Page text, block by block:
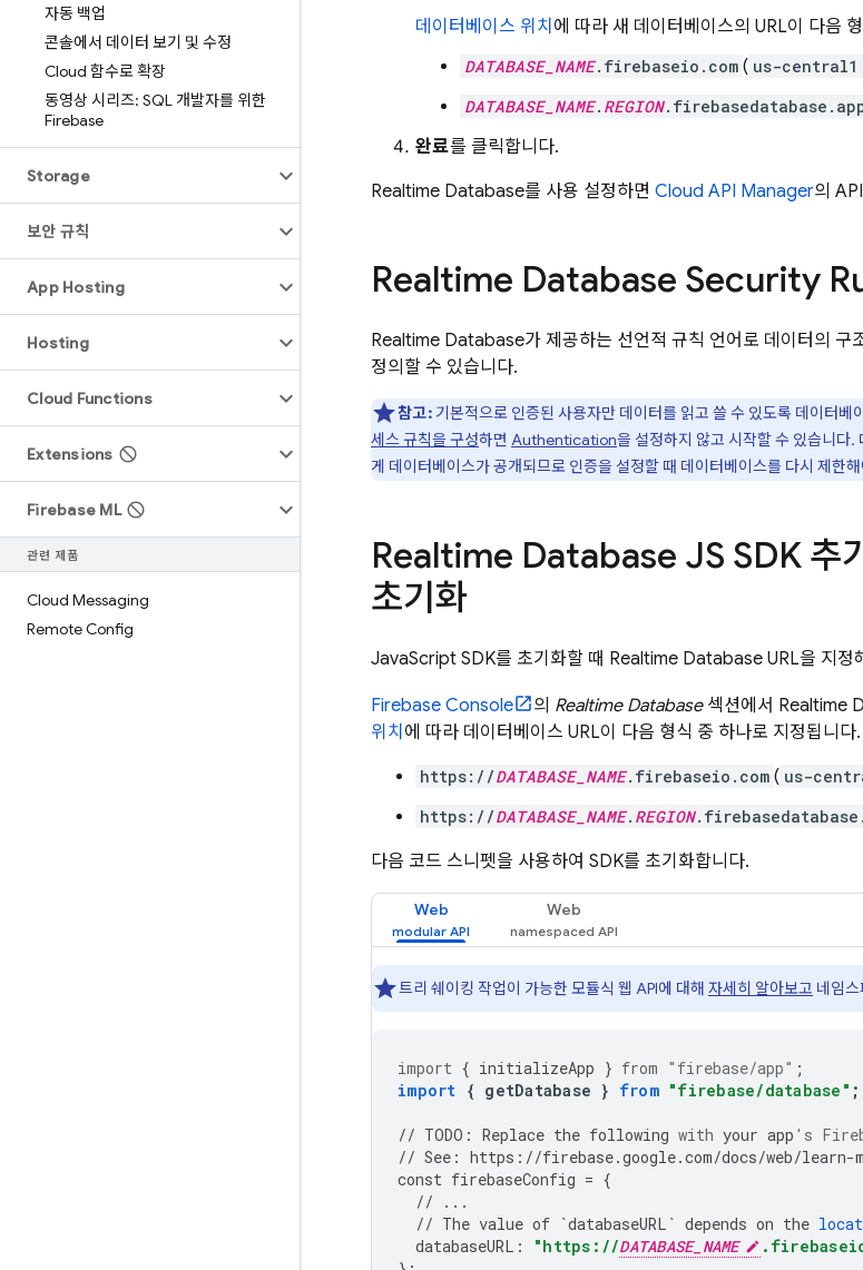
자동 백업
콘솔에서 데이터 보기 및 수정
Cloud 함수로 확장
동영상 시리즈: SQL 개발자를 위한
Firebase
Storage
보안 규칙
App Hosting
Hosting
Cloud Functions
Extensions
Firebase ML
관련 제품
Cloud Messaging
Remote Config
데이터베이스 위치 에 따라 새 데이터베이스의 URL이 다음
DATABASE_NAME.firebaseio.com ( us-central1
DATABASE_NAME. REGION
완료를 클릭합니다.
Realtime Database를 사용 설정하면 Cloud API Manager의
Realtime Database Security
Realtime Database가 제공하는 선언적 규칙 언어로 데이터의
정의할 수 있습니다.
참고:기본적으로 인증된 사용자만 데이터를 읽고 쓸 수 있도록 데이터베
세스 규칙을 구성하면 Authentication을 설정하지 않고 시작할 수 있습니다.
게 데이터베이스가 공개되므로 인증을 설정할 때 데이터베이스를 다시 제한
Realtime Database JS SDK 추
초기화
JavaScript SDK를 초기화할 때 Realtime Database URL을 지정
Firebase Console 의 Realtime Database섹션에서 Realtime
위치 에 따라 데이터베이스 URL이 다음 형식 중 하나로 지정됩니다.
https://DATABASE_NAME.firebaseio.com ( us-
https://DATABASE_NAME. REGION
다음 코드 스니펫을 사용하여 SDK를 초기화합니다.
Web Web
트리 쉐이킹 작업이 가능한 모듈식 웹 API에 대해 자세히 알아보고 네임
import { initializeApp } from "firebase/app" ;
import { getDatabase } from "firebase/database" ;
// TODO : Replace the following with your app 's
// See : https : //firebase.google.com/docs/web/learn-
const firebaseConfig = {
//
...
// The value of `databaseURL ` depends on the
databaseURL : "https://DATABASE_NAME